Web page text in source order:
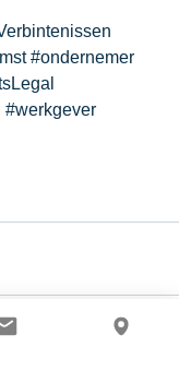
#ondernemer
#werkgever